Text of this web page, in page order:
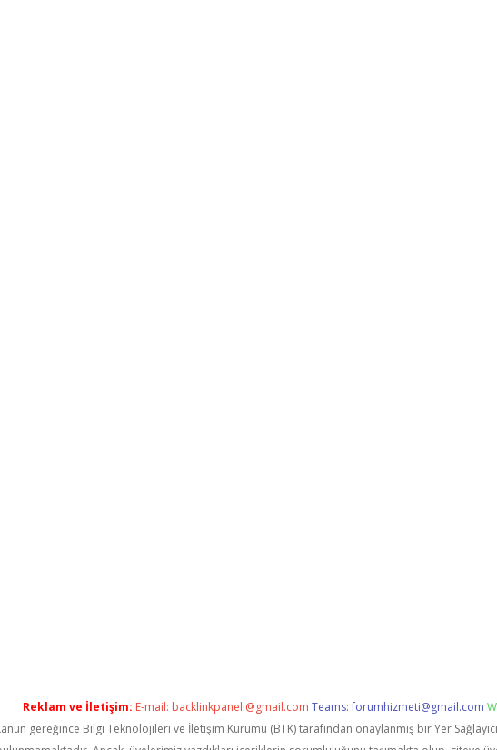
Reklam ve İletişim: E-mail: backlinkpaneli@gmail.com Teams:forumhizmeti@gmail.com
Kanun gereğince Bilgi Teknolojileri ve İletişim Kurumu (BTK) tarafından onaylanmış bir Yer